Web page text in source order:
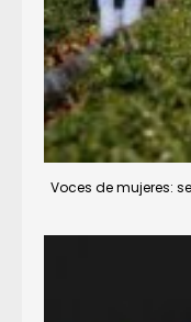
Voces de mujeres: